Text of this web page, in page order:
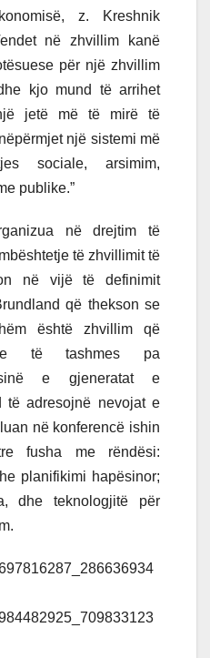
z. Kreshnik
në zhvillim kanë
për një zhvillim
kjo mund të arrihet
jetë më të mirë të
një sistemi më
sociale, arsimim,
publike.”
në drejtim të
të zhvillimit të
në vijë të definimit
që thekson se
është zhvillim që
e të tashmes pa
e gjeneratat e
të adresojnë nevojat e
në konferencë ishin
fusha me rëndësi:
planifikimi hapësinor;
dhe teknologjitë për